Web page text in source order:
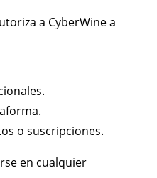
a CyberWine a
o suscripciones.
en cualquier